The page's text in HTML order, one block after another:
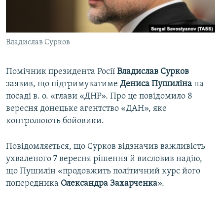
ІНФОГРАФІКА
ДОЛУЧАЙСЯ!
Усі сайти RFE/RL
Владислав Сурков
Помічник президента Росії Владислав Сурков
заявив, що підтримуватиме Дениса Пушиліна на
посаді в. о. «глави «ДНР». Про це повідомило 8
вересня донецьке агентство «ДАН», яке
контролюють бойовики.
Повідомляється, що Сурков відзначив важливість
ухваленого 7 вересня рішення й висловив надію,
що Пушилін «продовжить політичний курс його
попередника Олександра Захарченка».